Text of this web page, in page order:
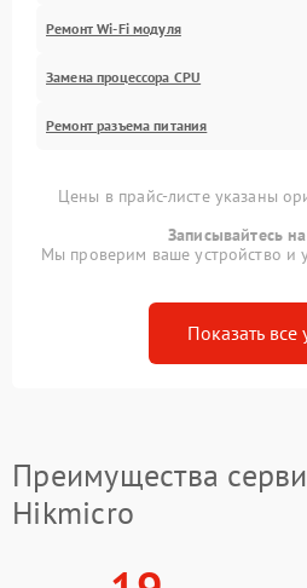
Ремонт Wi-Fi модуля
Замена процессора CPU
Ремонт разъема питания
Цены в прайс-листе указаны
Записывайтесь
Мы проверим ваше устройство и
Показать все
Преимущества
Hikmicro